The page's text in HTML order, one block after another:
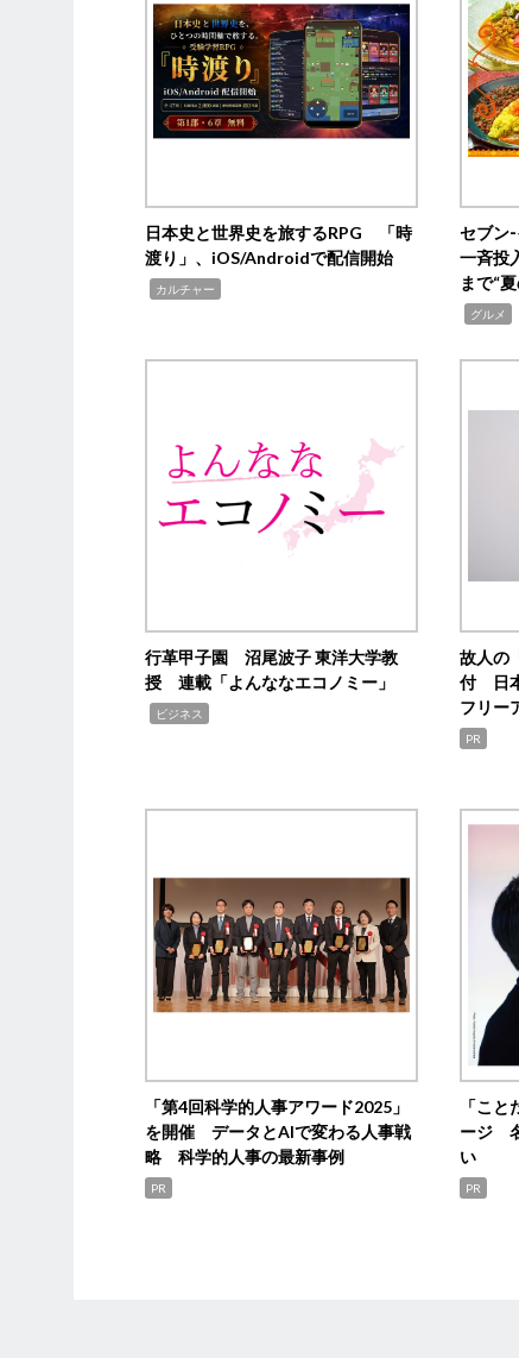
日本史と世界史を旅するRPG 「時
渡り」、iOS/Androidで配信開始
カルチャー
セブン
一斉投
まで“
グルメ
行革甲子園 沼尾波子 東洋大学教
授 連載「よんななエコノミー」
ビジネス
故人の
付 日
フリー
PR
「第4回科学的人事アワード2025」
を開催 データとAIで変わる人事戦
略 科学的人事の最新事例
PR
「こ
ージ
い
PR